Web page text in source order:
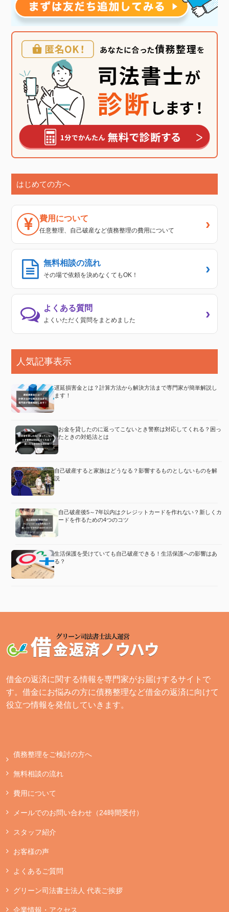
はじめての方へ
費用について
任意整理、自己破産など債務整理の費用について ›
無料相談の流れ
その場で依頼を決めなくてもOK！ ›
よくある質問
よくいただく質問をまとめました ›
人気記事表示
遅延損害金とは？計算方法から解決方法まで専門家が簡単解説し
ます！
お金を貸したのに返ってこないとき警察は対応してくれる？困っ
たときの対処法とは
自己破産すると家族はどうなる？影響するものとしないものを解
説
自己破産後5～7年以内はクレジットカードを作れない？新しくカ
ードを作るための4つのコツ
生活保護を受けていても自己破産できる！生活保護への影響はあ
る？
借金の返済に関する情報を専門家がお届けするサイトで
す。借金にお悩みの方に債務整理など借金の返済に向けて
役立つ情報を発信していきます。
債務整理をご検討の方へ
無料相談の流れ
費用について
メールでのお問い合わせ（24時間受付）
スタッフ紹介
お客様の声
よくあるご質問
グリーン司法書士法人 代表ご挨拶
企業情報・アクセス